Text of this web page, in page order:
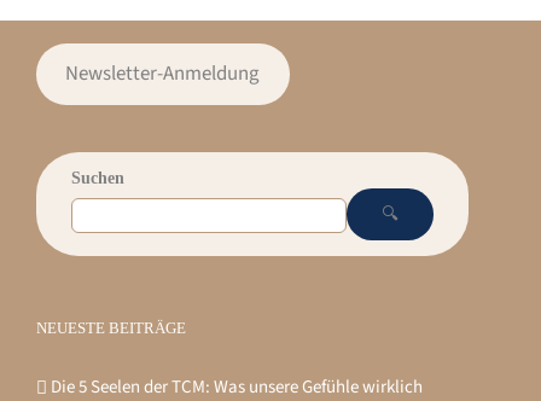
Newsletter-Anmeldung
Suchen
🔍
NEUESTE BEITRÄGE
Die 5 Seelen der TCM: Was unsere Gefühle wirklich